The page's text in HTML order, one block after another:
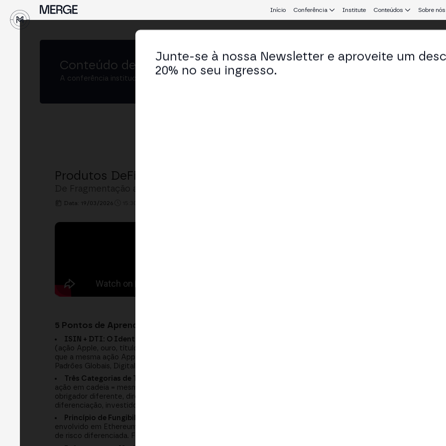
Início Conferência Institute Conteúdos Sobre nós
Conteúdo de MERGE São Paulo
A conferência institucional de cripto e Web3 que conecta Europa e América Latina.
Produtos DeFi Institucionais: Padrões e Infraestrutura
Data: 19/03/2026
5 Pontos de Aprendizado Chave:
ISIN + DTI: O Identificador Duplo para Ativos Tokenizados:
(ação Apple, ouro, títulos). DTI (novo padrão ISO 2024-2025) identifica representação digital específica em
que a mesma ação Apple em Solana, Base e Polkadot seja identificada como um ativo com riscos tecnológicos
Padrões Globais, Digital Token Identifier Foundation 2024-2025.
Três Categorias de Tokenização de Equidades Exigem Diferenciação de Risco:
ação em cadeia = mesmo ativo, mesmo risco. (2) Patrocinado-terceiro: Exchange cria representação com
obrigador diferente, direitos diferentes. (3) Derivado: Wrapper sem obrigações diretas = risco de contrato
diferenciação, investidores não sabem que risco têm. Fonte: ANA Classificação Ativos Tokenizados, 2024-2025.
Princípio de Fungibilidade: Posso Trocar Bitcoin por Bitcoin Envolvido 1:1 sem Fricção?:
envolvido em Ethereum EVM tem diferentes casos de uso (staking, yield) que Bitcoin nativo. Exige identificação
de risco diferenciada. Fonte: ANA Análise Interoperabilidade, 2024-2025.
Junte-se à nossa Newsletter e aproveite um
20% no seu ingresso.